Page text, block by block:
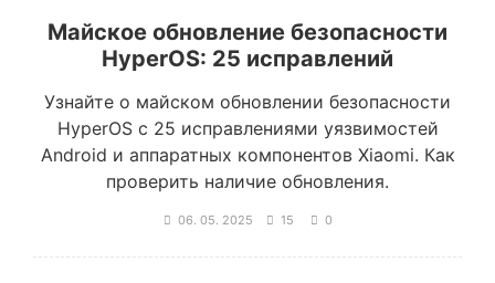
Майское обновление безопасности
HyperOS: 25 исправлений
Узнайте о майском обновлении безопасности
HyperOS с 25 исправлениями уязвимостей
Android и аппаратных компонентов Xiaomi. Как
проверить наличие обновления.
06. 05. 2025 15 0